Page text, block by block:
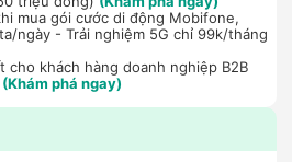
mua gói cước di động Mobifone,
ngày - Trải nghiệm 5G chỉ 99k/tháng
cho khách hàng doanh nghiệp B2B
(Khám phá ngay)